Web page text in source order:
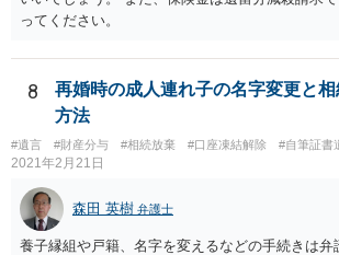
ってください。
8
再婚時の成人連れ子の名字変更と
方法
#遺言 #財産分与 #相続放棄 #口座凍結解除 #自筆証書
2021年2月21日
森田 英樹 弁護士
養子縁組や戸籍、名字を変えるなどの手続きは弁